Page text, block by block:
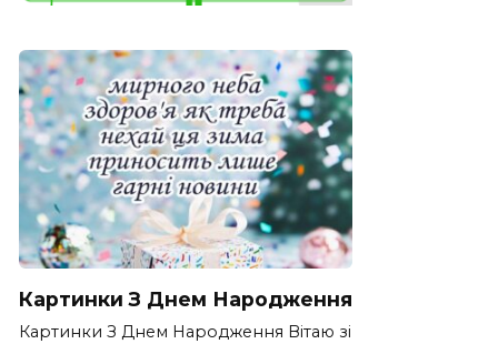
Картинки З Днем Народження
Картинки З Днем Народження Вітаю зі